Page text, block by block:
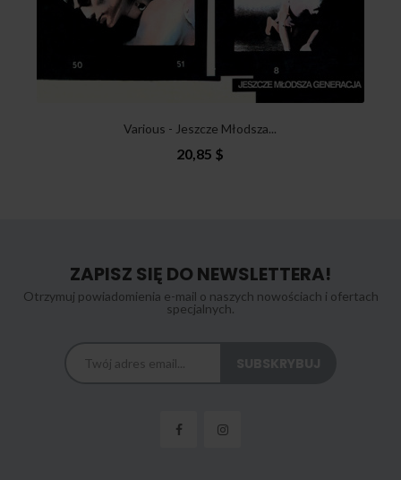
Various - Jeszcze Młodsza...
20,85 $
ZAPISZ SIĘ DO NEWSLETTERA!
Otrzymuj powiadomienia e-mail o naszych nowościach i ofertach
specjalnych.